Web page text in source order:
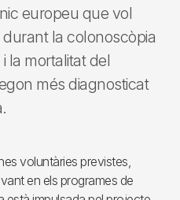
europeu que vol
la colonoscòpia
la mortalitat del
més diagnosticat
voluntàries previstes,
en els programes de